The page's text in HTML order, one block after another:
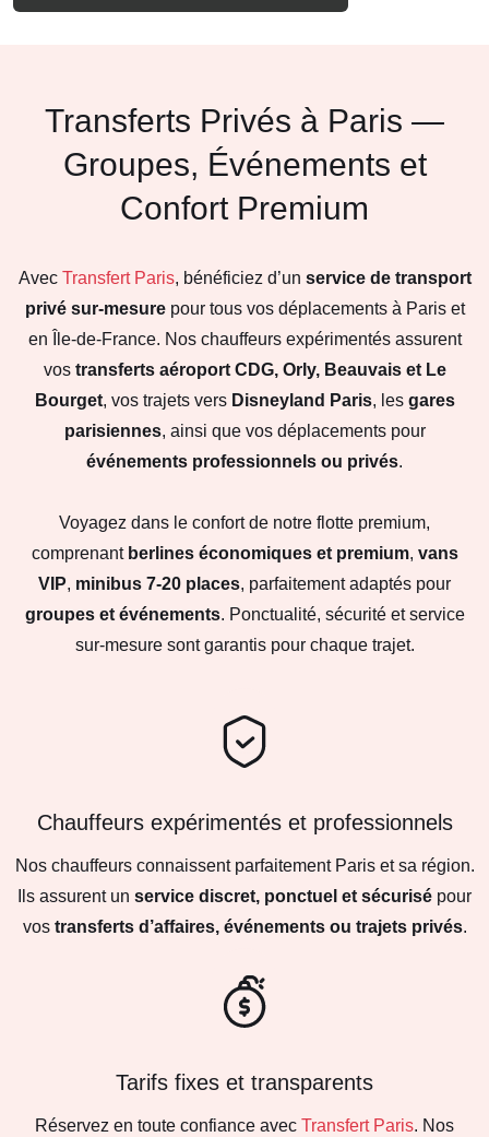
Transferts Privés à Paris —
Groupes, Événements et
Confort Premium
Avec Transfert Paris, bénéficiez d’un service de transport
privé sur-mesurepour tous vos déplacements à Paris et
en Île-de-France. Nos chauffeurs expérimentés assurent
vos transferts aéroport CDG, Orly, Beauvais et Le
Bourget, vos trajets vers Disneyland Paris, les gares
parisiennes, ainsi que vos déplacements pour
événements professionnels ou privés.
Voyagez dans le confort de notre flotte premium,
comprenant berlines économiques et premium, vans
VIP, minibus 7-20 places, parfaitement adaptés pour
groupes et événements. Ponctualité, sécurité et service
sur-mesure sont garantis pour chaque trajet.
Chauffeurs expérimentés et professionnels
Nos chauffeurs connaissent parfaitement Paris et sa région.
Ils assurent un service discret, ponctuel et sécurisé pour
vos transferts d’affaires, événements ou trajets privés.
Tarifs fixes et transparents
Réservez en toute confiance avec Transfert Paris. Nos